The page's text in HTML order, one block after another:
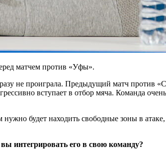
матчем против «Уфы».
не проиграла. Предыдущий матч против
вступает в отбор мяча. Команда
будет находить свободные зоны в
интегрировать его в свою команду?